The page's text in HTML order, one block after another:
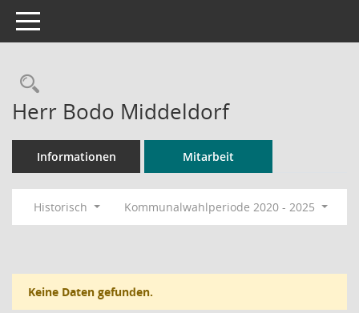
Toggle navigation
Rechercheauswahl
Herr Bodo Middeldorf
Informationen Mitarbeit
Historisch Kommunalwahlperiode 2020 - 2025
Keine Daten gefunden.